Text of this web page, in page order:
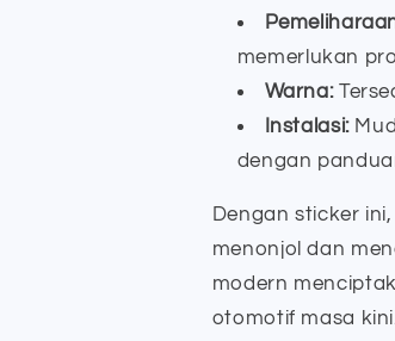
memerlukan
Warna:
Instalasi:
dengan
Dengan sticker
menonjol dan
modern
otomotif masa